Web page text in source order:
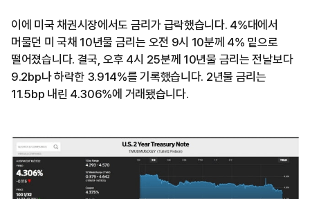
이에 미국 채권시장에서도 금리가 급락했습니다. 4%대에서
머물던 미 국채 10년물 금리는 오전 9시 10분께 4% 밑으로
떨어졌습니다. 결국, 오후 4시 25분께 10년물 금리는 전날보다
9.2bp나 하락한 3.914%를 기록했습니다. 2년물 금리는
11.5bp 내린 4.306%에 거래됐습니다.